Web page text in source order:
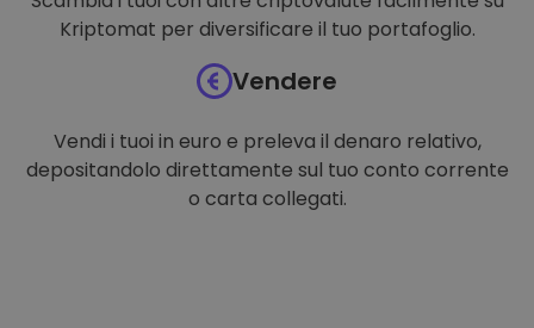
Kriptomat per diversificare il tuo portafoglio.
Vendere
Vendi i tuoi in euro e preleva il denaro relativo,
depositandolo direttamente sul tuo conto corrente
o carta collegati.